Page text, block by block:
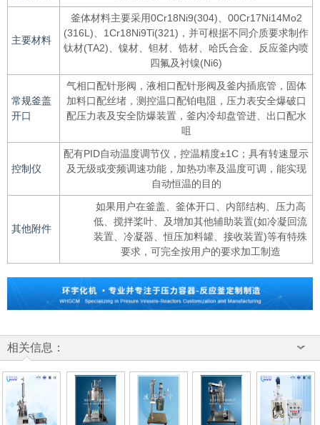
主要材料
釜体材料主要采用0Cr18Ni9(304)、00Cr17Ni14Mo2
(316L)、1Cr18Ni9Ti(321)，并可根据不同介质要求制作
钛材(TA2)、镍材、钽材、锆材、哈氏合金、反应釜内喷
四氟及衬镍(Ni6)
常规釜盖
开口
气相口配针形阀，液相口配针形阀及釜内插底管，固体
加料口配丝堵，测控温口配铂电阻，压力表安全爆破口
配压力表及安全防爆装置，釜内冷却盘管进、出口配水
咀
控制仪
配有PID自动温度调节仪，控温精度±1C；具有转速显示
及无级或变频调速功能，加热功率及温度可调，能实现
自动恒温的目的
其他附件
如果用户在釜盖、釜体开口、内部结构、压力高
低、搅拌桨叶、及增加其他辅助装置(如冷凝回流
装置、冷凝器、恒压加料罐、接收装置)等有特殊
要求，可完全按用户的要求加工制造
相关信息：